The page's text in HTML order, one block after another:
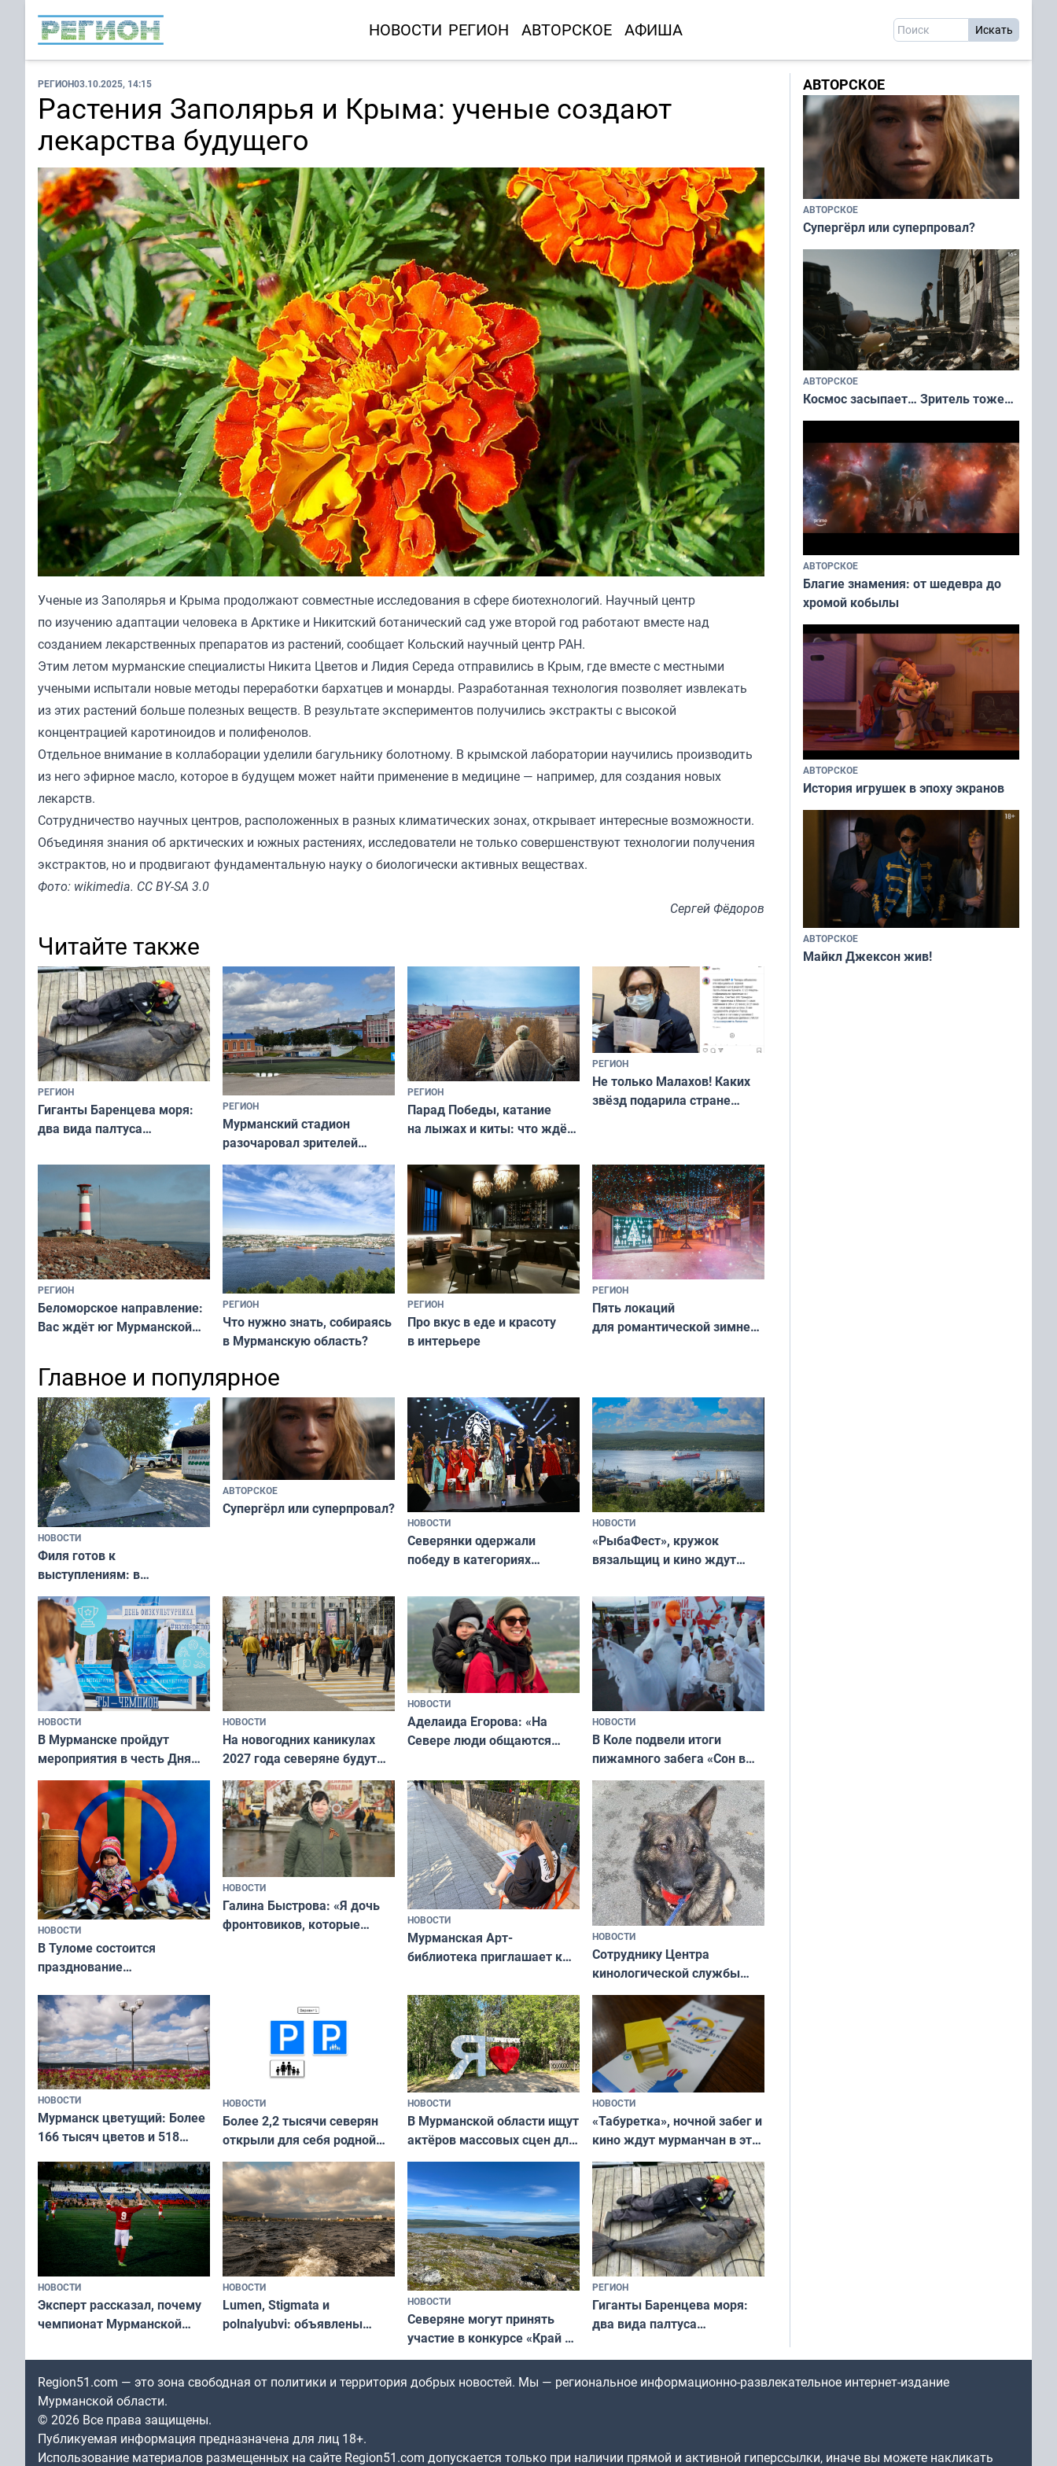
НОВОСТИ РЕГИОН АВТОРСКОЕ АФИША
РЕГИОН03.10.2025, 14:15
Растения Заполярья и Крыма: ученые создают
лекарства будущего
Ученые из Заполярья и Крыма продолжают совместные исследования в сфере биотехнологий. Научный центр
по изучению адаптации человека в Арктике и Никитский ботанический сад уже второй год работают вместе над
созданием лекарственных препаратов из растений, сообщает Кольский научный центр РАН.
Этим летом мурманские специалисты Никита Цветов и Лидия Середа отправились в Крым, где вместе с местными
учеными испытали новые методы переработки бархатцев и монарды. Разработанная технология позволяет извлекать
из этих растений больше полезных веществ. В результате экспериментов получились экстракты с высокой
концентрацией каротиноидов и полифенолов.
Отдельное внимание в коллаборации уделили багульнику болотному. В крымской лаборатории научились производить
из него эфирное масло, которое в будущем может найти применение в медицине — например, для создания новых
лекарств.
Сотрудничество научных центров, расположенных в разных климатических зонах, открывает интересные возможности.
Объединяя знания об арктических и южных растениях, исследователи не только совершенствуют технологии получения
экстрактов, но и продвигают фундаментальную науку о биологически активных веществах.
Фото: wikimedia. CC BY-SA 3.0
Сергей Фёдоров
Читайте также
РЕГИОН
Гиганты Баренцева моря:
два вида палтуса
РЕГИОН
Мурманский стадион
разочаровал зрителей
матчей регионального
чемпионата
РЕГИОН
Парад Победы, катание
на лыжах и киты: что ждёт
на майские праздники
РЕГИОН
Не только Малахов! Каких
звёзд подарила стране
РЕГИОН
Беломорское направление:
Вас ждёт юг Мурманской
РЕГИОН
Что нужно знать, собираясь
в Мурманскую область?
РЕГИОН
Про вкус в еде и красоту
в интерьере
РЕГИОН
Пять локаций
для романтической зимней
Главное и популярное
НОВОСТИ
Филя готов к
выступлениям: в
мурманском океанариуме
рассказали о состоянии
тюленей
АВТОРСКОЕ
Супергёрл или суперпровал?
НОВОСТИ
Северянки одержали
победу в категориях
«Мисс и Миссис Великая
Русь»
НОВОСТИ
«РыбаФест», кружок
вязальщиц и кино ждут
НОВОСТИ
В Мурманске пройдут
мероприятия в честь Дня
физкультурника
НОВОСТИ
На новогодних каникулах
2027 года северяне будут
отдыхать 11 дней
НОВОСТИ
Аделаида Егорова: «На
Севере люди общаются
а потому что
ты им интересен»
НОВОСТИ
В Коле подвели итоги
пижамного забега «Сон в
Олимпийскую ночь»
НОВОСТИ
В Туломе состоится
празднование
коренных народов мира
НОВОСТИ
Галина Быстрова: «Я дочь
фронтовиков, которые
НОВОСТИ
Мурманская Арт-
библиотека приглашает к
и фотографов
НОВОСТИ
Сотруднику Центра
кинологической службы
ищут новый дом
НОВОСТИ
Мурманск цветущий: Более
166 тысяч цветов и 518
НОВОСТИ
Более 2,2 тысячи северян
открыли для себя родной
край в рамках проекта
«Туризм для своих»
НОВОСТИ
В Мурманской области ищут
актёров массовых сцен для
съёмок в
короткометражном фильме
НОВОСТИ
«Табуретка», ночной забег и
кино ждут мурманчан в эти
выходные
НОВОСТИ
Эксперт рассказал, почему
чемпионат Мурманской
незамеченным
НОВОСТИ
Lumen, Stigmata и
polnalyubvi: объявлены
«Имандра» в 2026 года
НОВОСТИ
Северяне могут принять
участие в конкурсе «Край у
северной границы: фотогид
по Печенгскому округу»
РЕГИОН
Гиганты Баренцева моря:
два вида палтуса
АВТОРСКОЕ
АВТОРСКОЕ
Супергёрл или суперпровал?
АВТОРСКОЕ
Космос засыпает… Зритель тоже…
АВТОРСКОЕ
Благие знамения: от шедевра до
хромой кобылы
АВТОРСКОЕ
История игрушек в эпоху экранов
АВТОРСКОЕ
Майкл Джексон жив!
Region51.com — это зона свободная от политики и территория добрых новостей. Мы — региональное информационно-развлекательное интернет-издание
Мурманской области.
© 2026 Все права защищены.
Публикуемая информация предназначена для лиц 18+.
Использование материалов размещенных на сайте Region51.com допускается только при наличии прямой и активной гиперссылки, иначе вы можете накликать